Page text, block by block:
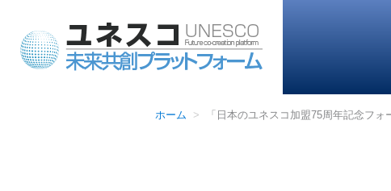
ホーム 「日本のユネスコ加盟75周年記念フ